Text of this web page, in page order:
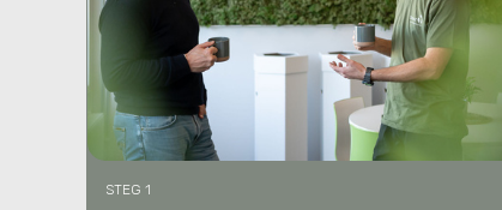
STEG 1